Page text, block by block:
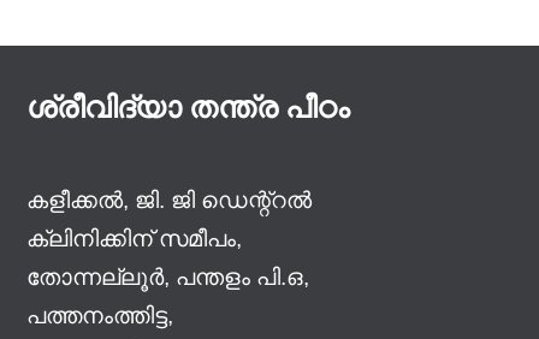
ശ്രീവിദ്യാ തന്ത്ര പീഠം
കളീക്കൽ, ജി. ജി ഡെന്റ്റൽ
ക്ലിനിക്കിന് സമീപം,
തോന്നല്ലൂർ, പന്തളം പി‌.ഒ,
പത്തനംത്തിട്ട,